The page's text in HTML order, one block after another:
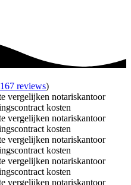
167 reviews)